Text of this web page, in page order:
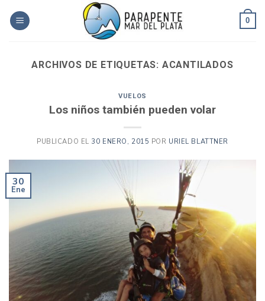
0
ARCHIVOS DE ETIQUETAS: ACANTILADOS
VUELOS
Los niños también pueden volar
PUBLICADO EL 30 ENERO, 2015 POR URIEL BLATTNER
30
Ene